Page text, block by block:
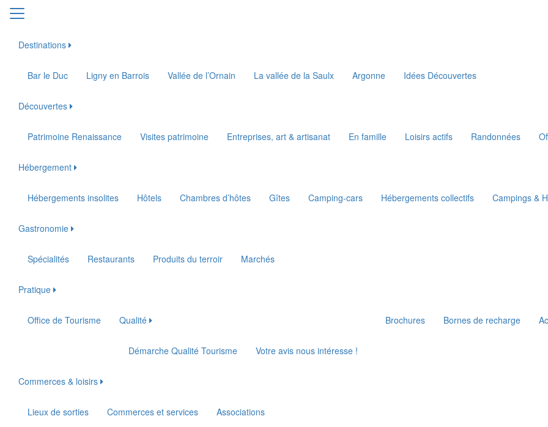
Destinations
Bar le Duc Ligny en Barrois Vallée de l’Ornain La vallée de la Saulx Argonne Idées Découvertes
Découvertes
Patrimoine Renaissance Visites patrimoine Entreprises, art & artisanat En famille Loisirs actifs Randonnées
Hébergement
Hébergements insolites Hôtels Chambres d’hôtes Gîtes Camping-cars Hébergements collectifs Campings &
Gastronomie
Spécialités Restaurants Produits du terroir Marchés
Pratique
Office de Tourisme Qualité
Démarche Qualité Tourisme Votre avis nous intéresse !
Brochures Bornes de recharge
Commerces & loisirs
Lieux de sorties Commerces et services Associations